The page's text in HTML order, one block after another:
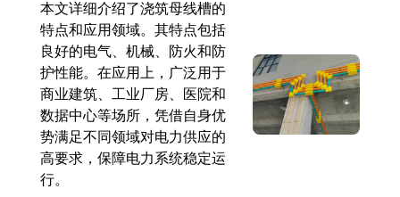
本文详细介绍了浇筑母线槽的
特点和应用领域。其特点包括
良好的电气、机械、防火和防
护性能。在应用上，广泛用于
商业建筑、工业厂房、医院和
数据中心等场所，凭借自身优
势满足不同领域对电力供应的
高要求，保障电力系统稳定运
行。